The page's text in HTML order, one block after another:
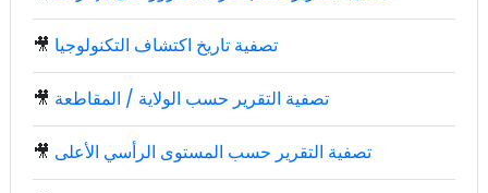
🎥 تصفية تاريخ اكتشاف التكنولوجيا
🎥 تصفية التقرير حسب الولاية / المقاطعة
🎥 تصفية التقرير حسب المستوى الرأسي الأعلى